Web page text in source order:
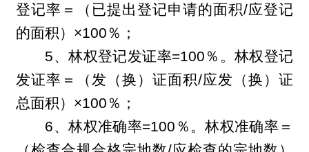
登记率＝（已提出登记申请的面积/应登记
的面积）×100％；
5、林权登记发证率=100％。林权登记
发证率＝（发（换）证面积/应发（换）证
总面积）×100％；
6、林权准确率=100％。林权准确率＝